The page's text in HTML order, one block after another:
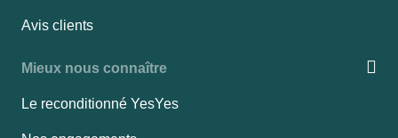
Avis clients
Mieux nous connaître
Le reconditionné YesYes